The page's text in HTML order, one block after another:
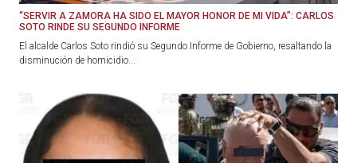
“SERVIR A ZAMORA HA SIDO EL MAYOR HONOR DE MI VIDA”: CARLOS
SOTO RINDE SU SEGUNDO INFORME
El alcalde Carlos Soto rindió su Segundo Informe de Gobierno, resaltando la
disminución de homicidio...